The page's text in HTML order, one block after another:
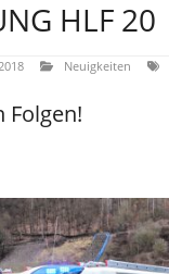
HLF 20
Neuigkeiten